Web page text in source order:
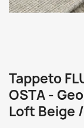
Tappeto
OSTA -
Loft Beige